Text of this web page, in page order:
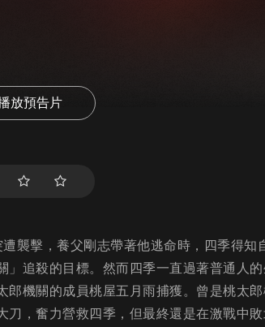
放預告片
襲擊，養父剛志帶著他逃命時，四季得知
」追殺的目標。然而四季一直過著普通人
郎機關的成員桃屋五月雨捕獲。曾是桃太
刀，奮力營救四季，但最終還是在激戰中